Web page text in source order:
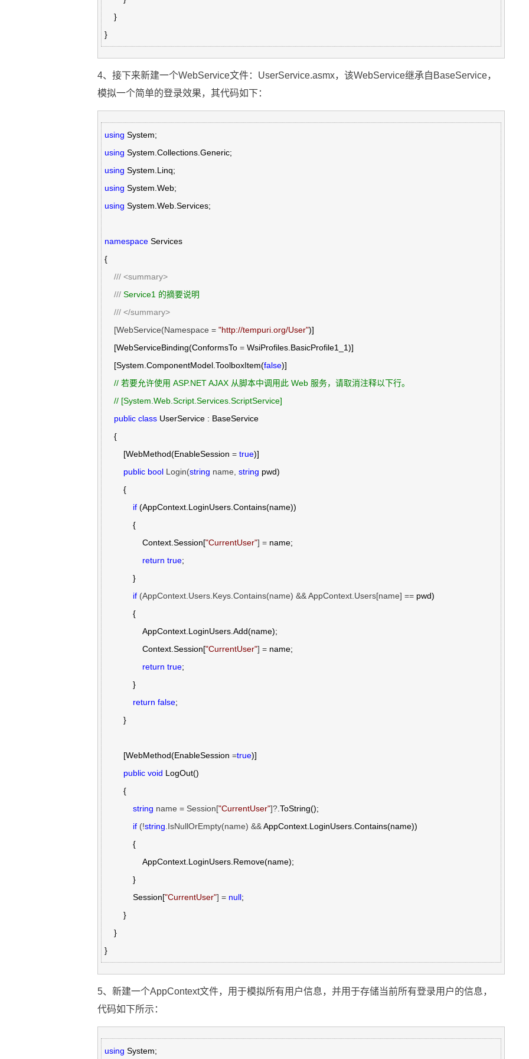
}
4、接下来新建一个WebService文件：UserService.asmx，该WebService继承自BaseService，
模拟一个简单的登录效果，其代码如下：
using
using
using
using
using System.Web.Services;
namespace Services
{
/// <summary>
/// Service1 的摘要说明
/// </summary>
    [WebService(Namespace =
"http://tempuri.org/User")]
    [WebServiceBinding(ConformsTo
= WsiProfiles.BasicProfile1_1)]
    [System.ComponentModel.ToolboxItem(
false)]
// 若要允许使用 ASP.NET AJAX 从脚本中调用此 Web 服务，请取消注释以下行。
// [System.Web.Script.Services.ScriptService]
public class UserService : BaseService
        [WebMethod(EnableSession
= true)]
public bool Login(string name, string pwd)
if (AppContext.LoginUsers.Contains(name))
                Context.Session[
"CurrentUser"] = name;
return true;
if (AppContext.Users.Keys.Contains(name) && AppContext.Users[name] == pwd)
                Context.Session[
"CurrentUser"] = name;
return true;
return false;
        [WebMethod(EnableSession
=true)]
public void LogOut()
string name = Session["CurrentUser"]?.ToString();
if (!string.IsNullOrEmpty(name) && AppContext.LoginUsers.Contains(name))
            Session[
"CurrentUser"] = null;
}
5、新建一个AppContext文件，用于模拟所有用户信息，并用于存储当前所有登录用户的信息，
代码如下所示：
using